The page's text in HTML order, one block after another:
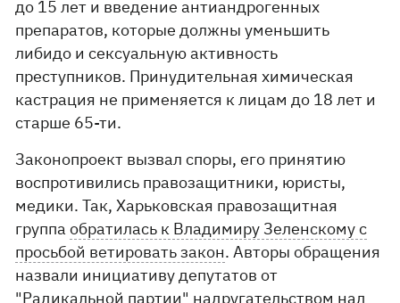
до 15 лет и введение антиандрогенных
препаратов, которые должны уменьшить
либидо и сексуальную активность
преступников. Принудительная химическая
кастрация не применяется к лицам до 18 лет и
старше 65-ти.
Законопроект вызвал споры, его принятию
воспротивились правозащитники, юристы,
медики. Так, Харьковская правозащитная
группаобратилась к Владимиру Зеленскому с
просьбой ветировать закон. Авторы обращения
назвали инициативу депутатов от
"Радикальной партии" надругательством над